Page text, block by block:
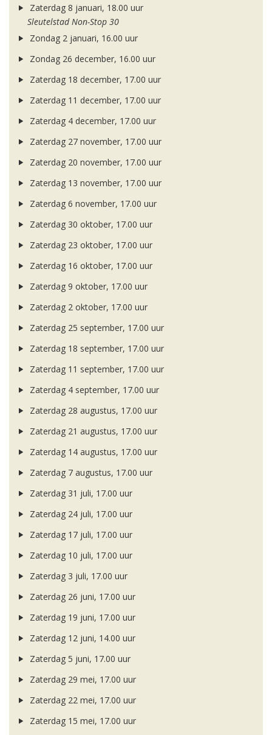
Zaterdag 8 januari, 18.00 uur
Sleutelstad Non-Stop 30
Zondag 2 januari, 16.00 uur
Zondag 26 december, 16.00 uur
Zaterdag 18 december, 17.00 uur
Zaterdag 11 december, 17.00 uur
Zaterdag 4 december, 17.00 uur
Zaterdag 27 november, 17.00 uur
Zaterdag 20 november, 17.00 uur
Zaterdag 13 november, 17.00 uur
Zaterdag 6 november, 17.00 uur
Zaterdag 30 oktober, 17.00 uur
Zaterdag 23 oktober, 17.00 uur
Zaterdag 16 oktober, 17.00 uur
Zaterdag 9 oktober, 17.00 uur
Zaterdag 2 oktober, 17.00 uur
Zaterdag 25 september, 17.00 uur
Zaterdag 18 september, 17.00 uur
Zaterdag 11 september, 17.00 uur
Zaterdag 4 september, 17.00 uur
Zaterdag 28 augustus, 17.00 uur
Zaterdag 21 augustus, 17.00 uur
Zaterdag 14 augustus, 17.00 uur
Zaterdag 7 augustus, 17.00 uur
Zaterdag 31 juli, 17.00 uur
Zaterdag 24 juli, 17.00 uur
Zaterdag 17 juli, 17.00 uur
Zaterdag 10 juli, 17.00 uur
Zaterdag 3 juli, 17.00 uur
Zaterdag 26 juni, 17.00 uur
Zaterdag 19 juni, 17.00 uur
Zaterdag 12 juni, 14.00 uur
Zaterdag 5 juni, 17.00 uur
Zaterdag 29 mei, 17.00 uur
Zaterdag 22 mei, 17.00 uur
Zaterdag 15 mei, 17.00 uur